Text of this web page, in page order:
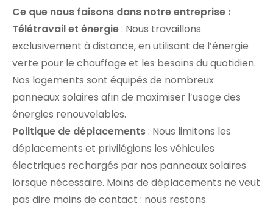
Ce que nous faisons dans notre entreprise :
Télétravail et énergie: Nous travaillons
exclusivement à distance, en utilisant de l’énergie
verte pour le chauffage et les besoins du quotidien.
Nos logements sont équipés de nombreux
panneaux solaires afin de maximiser l’usage des
énergies renouvelables.
Politique de déplacements: Nous limitons les
déplacements et privilégions les véhicules
électriques rechargés par nos panneaux solaires
lorsque nécessaire. Moins de déplacements ne veut
pas dire moins de contact : nous restons